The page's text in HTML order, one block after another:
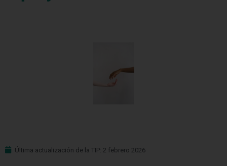
Última actualización de la TIP: 2 febrero 2026